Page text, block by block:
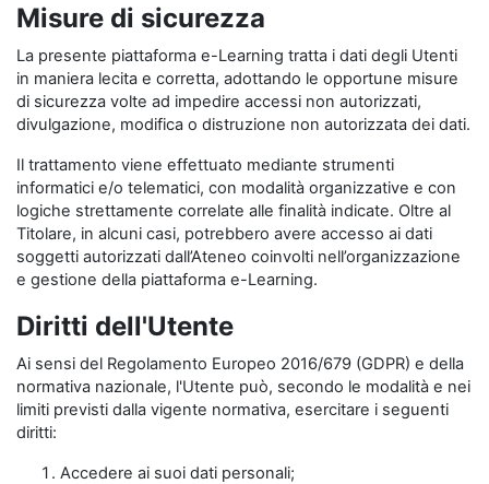
Misure di sicurezza
La presente piattaforma e-Learning tratta i dati degli Utenti
in maniera lecita e corretta, adottando le opportune misure
di sicurezza volte ad impedire accessi non autorizzati,
divulgazione, modifica o distruzione non autorizzata dei dati.
Il trattamento viene effettuato mediante strumenti
informatici e/o telematici, con modalità organizzative e con
logiche strettamente correlate alle finalità indicate. Oltre al
Titolare, in alcuni casi, potrebbero avere accesso ai dati
soggetti autorizzati dall’Ateneo coinvolti nell’organizzazione
e gestione della piattaforma e-Learning.
Diritti dell'Utente
Ai sensi del Regolamento Europeo 2016/679 (GDPR) e della
normativa nazionale, l'Utente può, secondo le modalità e nei
limiti previsti dalla vigente normativa, esercitare i seguenti
diritti:
Accedere ai suoi dati personali;